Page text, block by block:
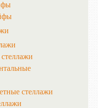
стеллажи